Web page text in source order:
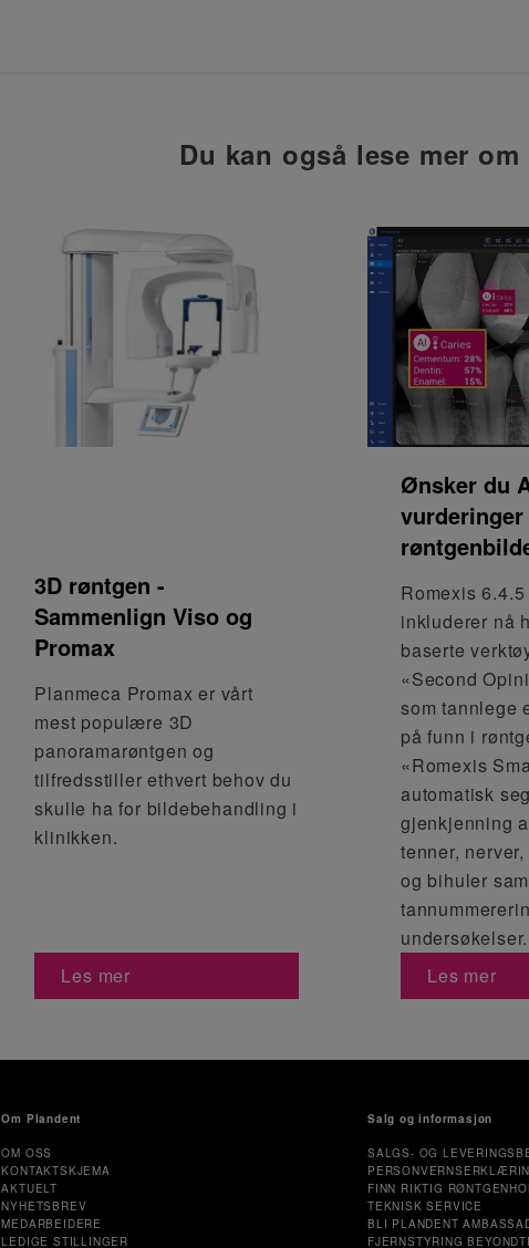
Du kan også lese mer om
3D røntgen -
Sammenlign Viso og
Promax
Planmeca Promax er vårt
mest populære 3D
panoramarøntgen og
tilfredsstiller ethvert behov du
skulle ha for bildebehandling i
klinikken.
Les mer
Ønsker du
Romexis
inkluderer nå
baserte
«Second
som tannlege
på funn i
«Romexis
automatisk
gjenkjenning
tenner,
og bihuler
undersøkelser.
Les mer
Om Plandent
OM OSS
KONTAKTSKJEMA
AKTUELT
NYHETSBREV
MEDARBEIDERE
LEDIGE STILLINGER
Salg og informasjon
SALGS- OG
FINN RIKTIG
TEKNISK SERVICE
BLI PLANDENT
FJERNSTYRING